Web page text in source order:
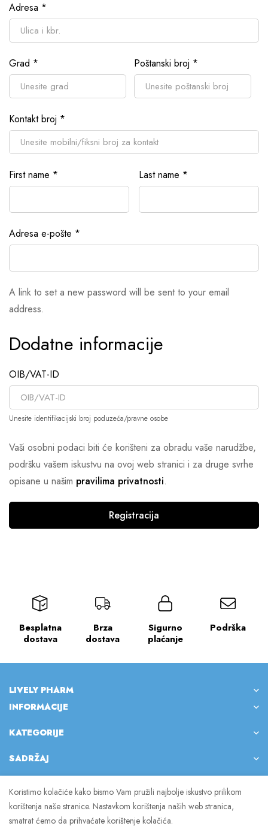
Adresa *
Grad * Poštanski broj *
Kontakt broj *
First name * Last name *
Adresa e-pošte *
A link to set a new password will be sent to your email
address.
Dodatne informacije
OIB/VAT-ID
Unesite identifikacijski broj poduzeća/pravne osobe
Vaši osobni podaci biti će korišteni za obradu vaše narudžbe,
podršku vašem iskustvu na ovoj web stranici i za druge svrhe
opisane u našim pravilima privatnosti.
Registracija
Besplatna
dostava
Brza
dostava
Sigurno
plaćanje
Podrška
LIVELY PHARM
INFORMACIJE
KATEGORIJE
SADRŽAJ
© 2023 Lively Pharm. Sva prava pridržana.
Koristimo kolačiće kako bismo Vam pružili najbolje iskustvo prilikom
korištenja naše stranice. Nastavkom korištenja naših web stranica,
smatrat ćemo da prihvaćate korištenje kolačića.